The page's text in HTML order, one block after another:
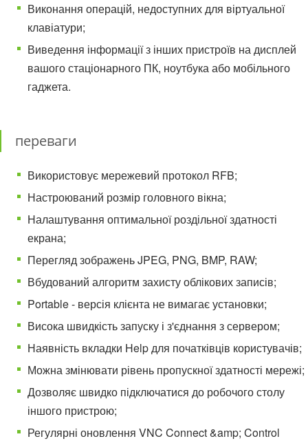
Виконання операцій, недоступних для віртуальної
клавіатури;
Виведення інформації з інших пристроїв на дисплей
вашого стаціонарного ПК, ноутбука або мобільного
гаджета.
переваги
Використовує мережевий протокол RFB;
Настроюваний розмір головного вікна;
Налаштування оптимальної роздільної здатності
екрана;
Перегляд зображень JPEG, PNG, BMP, RAW;
Вбудований алгоритм захисту облікових записів;
Portable - версія клієнта не вимагає установки;
Висока швидкість запуску і з'єднання з сервером;
Наявність вкладки Help для початківців користувачів;
Можна змінювати рівень пропускної здатності мережі;
Дозволяє швидко підключатися до робочого столу
іншого пристрою;
Регулярні оновлення VNC Connect &amp; Control